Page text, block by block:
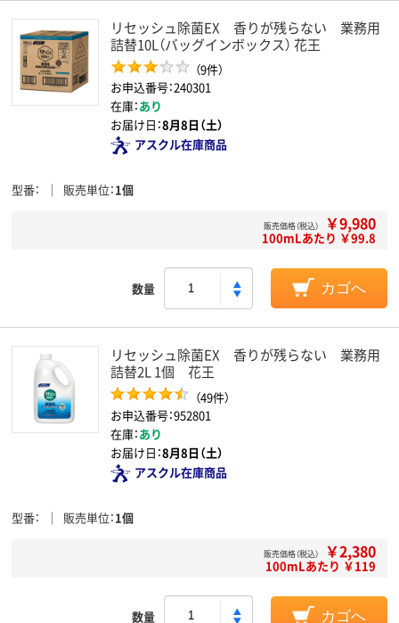
リセッシュ除菌EX 香りが残らない 業務用
詰替10L（バッグインボックス） 花王
（9件）
お申込番号：240301
在庫：あり
お届け日：8月8日（土）
アスクル在庫商品
型番 販売単位 1個
販売価格（税込） ￥9,980
100mLあたり ￥99.8
数量 カゴへ
リセッシュ除菌EX 香りが残らない 業務用
詰替2L 1個 花王
（49件）
お申込番号：952801
在庫：あり
お届け日：8月8日（土）
アスクル在庫商品
型番 販売単位 1個
販売価格（税込） ￥2,380
100mLあたり ￥119
数量 カゴへ